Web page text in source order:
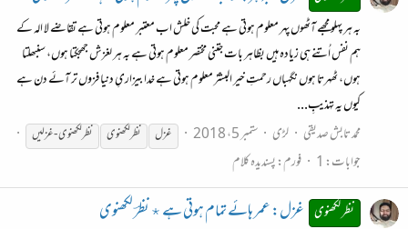
بہ ہر پہلو مجھے آٹھوں پہر معلوم ہوتی ہے محبت کی خلش اب معتبر معلوم ہوتی ہے تقاضے لا الہ کے
ہم نفس اُتنے ہی زیادہ ہیں بظاہر بات جتنی مختصر معلوم ہوتی ہے بہ ہر لغزش جھجکتا ہوں، سنبھلتا
ہوں، ٹھہرتا ہوں نگہباں رحمتِ خیر البشرؐ معلوم ہوتی ہے خدا بیزاریِ دنیا فزوں تر آئے دن ہے
کیوں یہ تہذیبِ...
محمد تابش صدیقی
لڑی ستمبر 5، 2018 غزل نظرلکھنوی نظرلکھنوی-غزلیں
جوابات: 1 فورم:پسندیدہ کلام
نظر لکھنوی غزل: عمر ہائے تمام ہوتی ہے ٭ نظرؔ لکھنوی